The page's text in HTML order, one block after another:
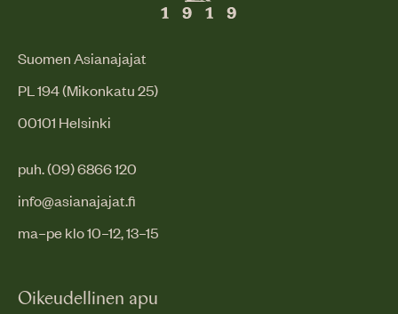
Suomen Asianajajat
PL 194 (Mikonkatu 25)
00101 Helsinki
puh. (09) 6866 120
info@asianajajat.fi
ma–pe klo 10–12, 13–15
Oikeudellinen apu